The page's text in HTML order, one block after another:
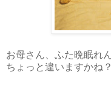
お母さん、ふた晩眠れ
ちょっと違いますかね？